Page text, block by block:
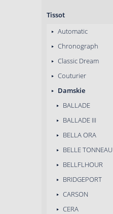
Tissot
Automatic
Chronograph
Classic Dream
Couturier
Damskie
BALLADE
BALLADE III
BELLA ORA
BELLE TONNEAU
BELLFLHOUR
BRIDGEPORT
CARSON
CERA